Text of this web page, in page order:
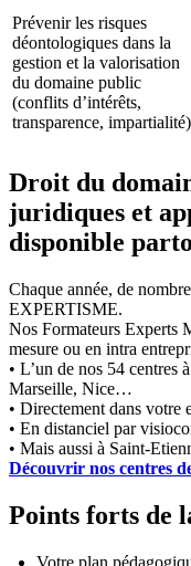
Prévenir les risques
déontologiques dans la
gestion et la valorisation
du domaine public
(conflits d’intérêts,
transparence,
Droit du
juridiques et
disponible
Chaque année, de
EXPERTISME.
Nos Formateurs Experts
mesure ou en intra
• L’un de nos 54
Marseille, Nice…
• Directement dans votre
• En distanciel par
• Mais aussi à Saint-
Découvrir nos centres
Points forts de
Votre plan